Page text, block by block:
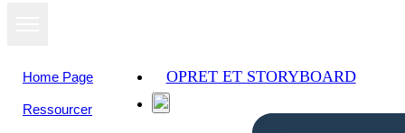
Home Page
Ressourcer
OPRET ET STORYBOARD